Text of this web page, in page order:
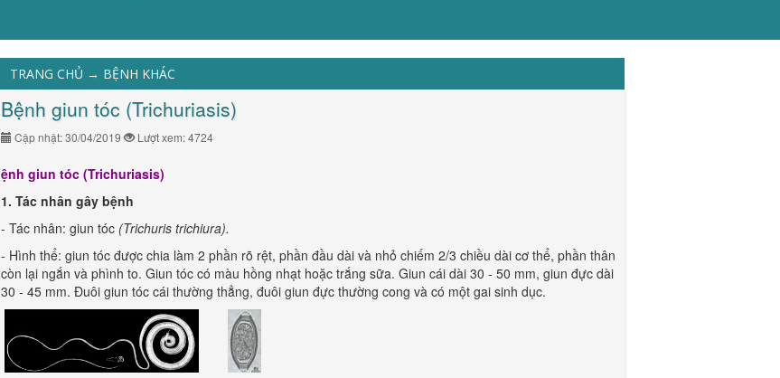
TRANG CHỦ → BỆNH KHÁC
Bệnh giun tóc (Trichuriasis)
Cập nhật: 30/04/2019 Lượt xem: 4724
ệnh giun tóc (Trichuriasis)
1. Tác nhân gây bệnh
- Tác nhân: giun tóc (Trichuris trichiura).
- Hình thể: giun tóc được chia làm 2 phần rõ rệt, phần đầu dài và nhỏ chiếm 2/3 chiều dài cơ thể, phần thân
còn lại ngắn và phình to. Giun tóc có màu hồng nhạt hoặc trắng sữa. Giun cái dài 30 - 50 mm, giun đực dài
30 - 45 mm. Đuôi giun tóc cái thường thẳng, đuôi giun đực thường cong và có một gai sinh dục.